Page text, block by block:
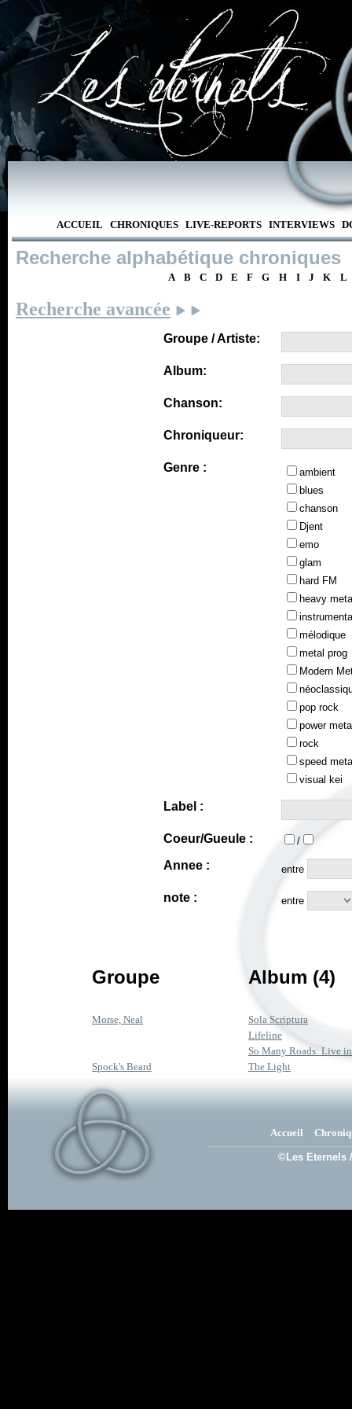
ACCUEIL CHRONIQUES LIVE-REPORTS INTERVIEWS
Recherche alphabétique chroniques
A B C D E F G H I J K L
Recherche avancée
Groupe / Artiste:
Album:
Chanson:
Chroniqueur:
Genre :
ambient
blues
chanson
Djent
emo
glam
hard FM
heavy
mélodique
metal prog
Modern
pop rock
power
rock
speed
visual kei
Label :
Coeur/Gueule : /
Annee : entre
note : entre
Groupe Album (4)
Morse, Neal
Sola Scriptura
Lifeline
So Many Roads: Live
Spock's Beard
The Light
Accueil
©Les Eternels